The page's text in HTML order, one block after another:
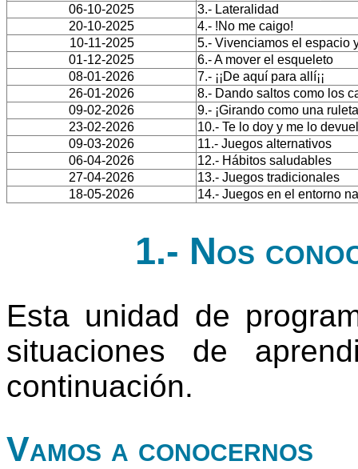
06-10-2025
3.- Lateralidad
20-10-2025
4.- !No me caigo!
10-11-2025
5.- Vivenciamos el espacio
01-12-2025
6.- A mover el esqueleto
08-01-2026
7.- ¡¡De aquí para allí¡¡
26-01-2026
8.- Dando saltos como los
09-02-2026
9.- ¡Girando como una
23-02-2026
10.- Te lo doy y me lo
09-03-2026
11.- Juegos alternativos
06-04-2026
12.- Hábitos saludables
27-04-2026
13.- Juegos tradicionales
18-05-2026
14.- Juegos en el entorno
1.- Nos
Esta unidad de
situaciones de
continuación.
Vamos a conocernos